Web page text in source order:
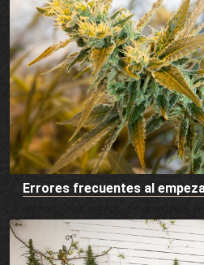
Errores frecuentes al